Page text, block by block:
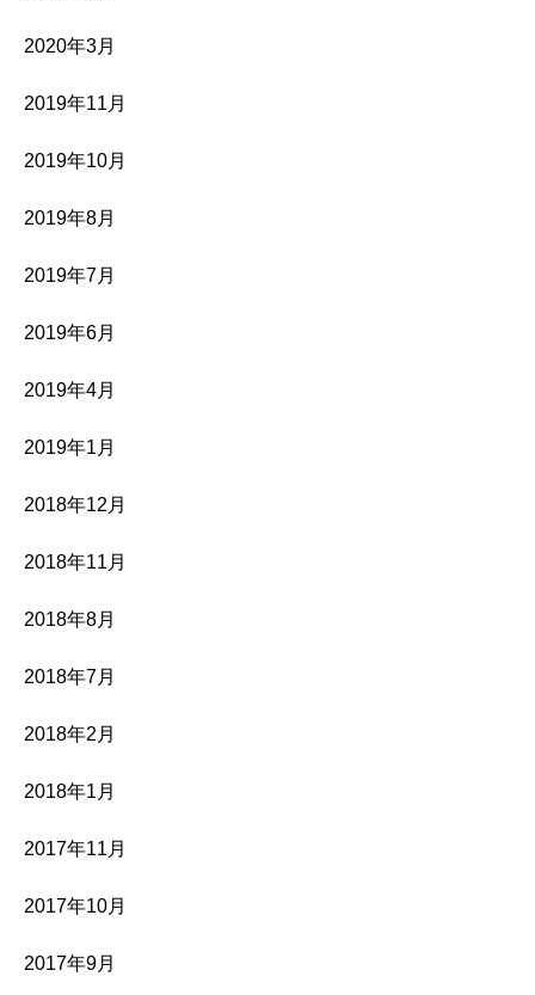
2020年3月
2019年11月
2019年10月
2019年8月
2019年7月
2019年6月
2019年4月
2019年1月
2018年12月
2018年11月
2018年8月
2018年7月
2018年2月
2018年1月
2017年11月
2017年10月
2017年9月